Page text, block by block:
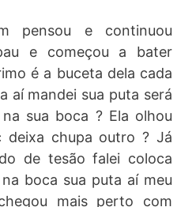
pensou e continuou
e começou a bater
é a buceta dela cada
aí mandei sua puta será
sua boca ? Ela olhou
deixa chupa outro ? Já
de tesão falei coloca
boca sua puta aí meu
mais perto com